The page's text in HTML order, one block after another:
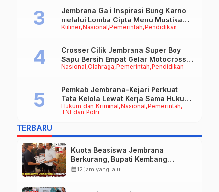
Kuliner Nasional Pemerintah Pendidikan
Jembrana Gali Inspirasi Bung Karno
melalui Lomba Cipta Menu Mustika
Rasa
Nasional Olahraga Pemerintah Pendidikan
Crosser Cilik Jembrana Super Boy
Sapu Bersih Empat Gelar Motocross
50cc
Hukum dan Kriminal Nasional Pemerintah
TNI dan Polri
Pemkab Jembrana–Kejari Perkuat
Tata Kelola Lewat Kerja Sama Hukum
Datun
TERBARU
Kuota Beasiswa Jembrana
Berkurang, Bupati Kembang
Siapkan Upaya Penambahan di
calendar_month12 jam yang lalu